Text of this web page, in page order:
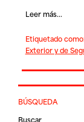
Leer más...
Etiquetado
Exterior y de
BÚSQUEDA
Buscar